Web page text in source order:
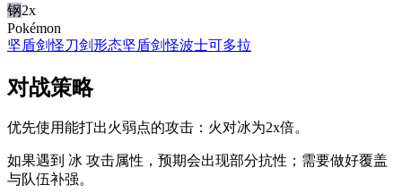
钢2x
Pokémon
坚盾剑怪刀剑形态坚盾剑怪波士可多拉
对战策略
优先使用能打出火弱点的攻击：火对冰为2x倍。
如果遇到 冰 攻击属性，预期会出现部分抗性；需要做好覆盖
与队伍补强。